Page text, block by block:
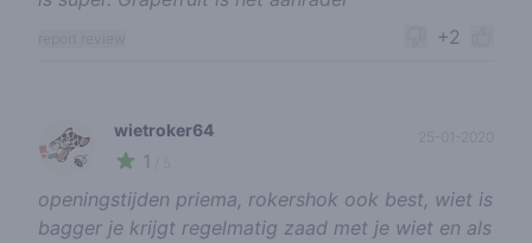
+2
🍃
wietroker64
1
openingstijden priema, rokershok ook best, wiet is
bagger je krijgt regelmatig zaad met je wiet en als